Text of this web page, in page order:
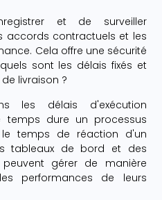
et de surveiller
accords contractuels et les
Cela offre une sécurité
sont les délais fixés et
livraison ?
les délais d'exécution
temps dure un processus
temps de réaction d'un
tableaux de bord et des
gérer de manière
performances de leurs